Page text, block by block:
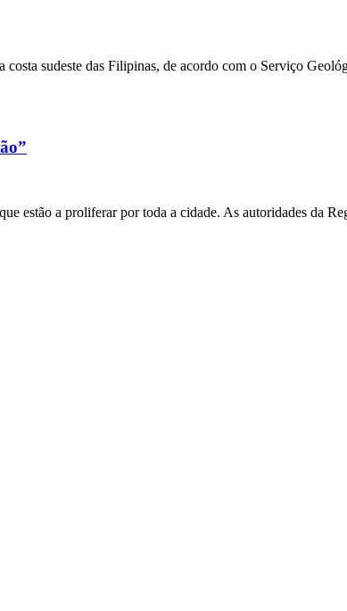
costa sudeste das Filipinas, de acordo com o Serviço
estão a proliferar por toda a cidade. As autoridades da